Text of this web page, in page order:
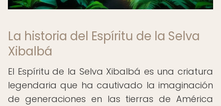
La historia del Espíritu de la Selva
Xibalbá
El Espíritu de la Selva Xibalbá es una criatura
legendaria que ha cautivado la imaginación
de generaciones en las tierras de América